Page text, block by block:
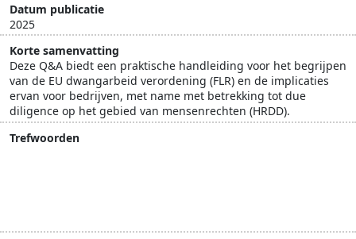
Datum publicatie
2025
Korte samenvatting
Deze Q&A biedt een praktische handleiding voor het begrijpen
van de EU dwangarbeid verordening (FLR) en de implicaties
ervan voor bedrijven, met name met betrekking tot due
diligence op het gebied van mensenrechten (HRDD).
Trefwoorden